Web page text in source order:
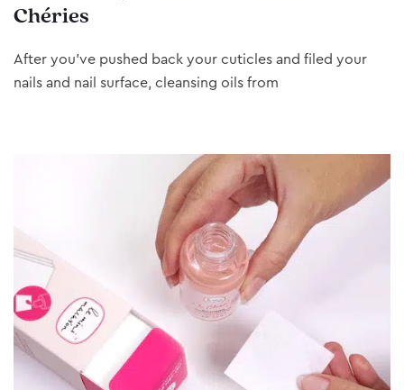
Chéries
After you’ve pushed back your cuticles and filed your
nails and nail surface, cleansing oils from